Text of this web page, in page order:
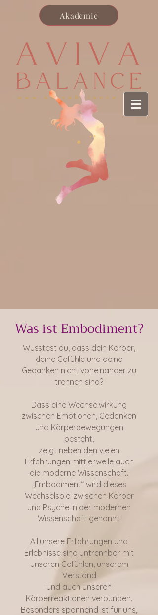
Akademie
Was ist Embodiment?
Wusstest du, dass dein Körper,
deine Gefühle und deine
Gedanken nicht voneinander zu
trennen sind?
Dass eine Wechselwirkung
zwischen Emotionen, Gedanken
und Körperbewegungen
besteht,
zeigt neben den vielen
Erfahrungen mittlerweile auch
die moderne Wissenschaft.
„Embodiment“ wird dieses
Wechselspiel zwischen Körper
und Psyche in der modernen
Wissenschaft genannt.
All unsere Erfahrungen und
Erlebnisse sind untrennbar mit
unseren Gefühlen, unserem
Verstand
und auch unseren
Körperreaktionen verbunden.
Besonders spannend ist für uns,